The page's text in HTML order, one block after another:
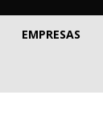
EMPRESAS